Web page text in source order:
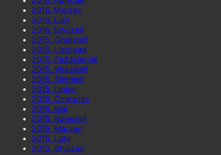
2016, Marzec
2016, Luty
2016, Styczeń
2015, Grudzień
2015, Listopad
2015, Październik
2015, Wrzesień
2015, Sierpień
2015, Lipiec
2015, Czerwiec
2015, Maj
2015, Kwiecień
2015, Marzec
2015, Luty
2015, Styczeń